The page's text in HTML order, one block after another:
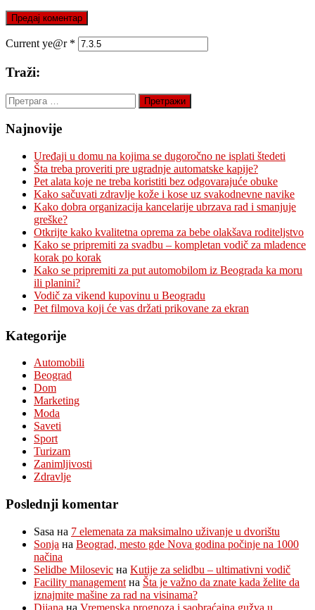
Current ye@r *
Traži:
Претрага
за:
Najnovije
Uređaji u domu na kojima se dugoročno ne isplati štedeti
Šta treba proveriti pre ugradnje automatske kapije?
Pet alata koje ne treba koristiti bez odgovarajuće obuke
Kako sačuvati zdravlje kože i kose uz svakodnevne navike
Kako dobra organizacija kancelarije ubrzava rad i smanjuje
greške?
Otkrijte kako kvalitetna oprema za bebe olakšava roditeljstvo
Kako se pripremiti za svadbu – kompletan vodič za mladence
korak po korak
Kako se pripremiti za put automobilom iz Beograda ka moru
ili planini?
Vodič za vikend kupovinu u Beogradu
Pet filmova koji će vas držati prikovane za ekran
Kategorije
Automobili
Beograd
Dom
Marketing
Moda
Saveti
Sport
Turizam
Zanimljivosti
Zdravlje
Poslednji komentar
Sasa на 7 elemenata za maksimalno uživanje u dvorištu
Sonja на Beograd, mesto gde Nova godina počinje na 1000
načina
Selidbe Milosevic на Kutije za selidbu – ultimativni vodič
Facility management на Šta je važno da znate kada želite da
iznajmite mašine za rad na visinama?
Dijana на Vremenska prognoza i saobraćajna gužva u